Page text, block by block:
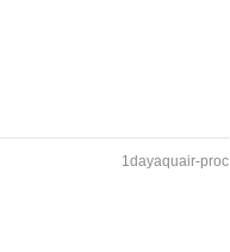
1dayaquair-proc